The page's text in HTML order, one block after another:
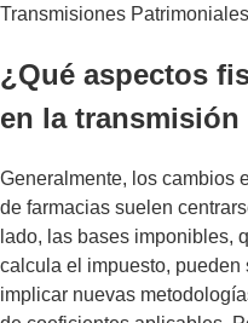
Transmisiones
¿Qué aspectos
en la transmisión
Generalmente, los cambios
de farmacias suelen
lado, las bases imponibles,
calcula el impuesto, pueden
implicar nuevas